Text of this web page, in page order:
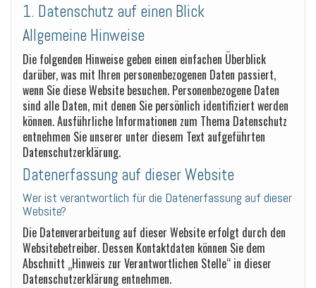
1. Datenschutz auf einen Blick
Allgemeine Hinweise
Die folgenden Hinweise geben einen einfachen Überblick
darüber, was mit Ihren personenbezogenen Daten passiert,
wenn Sie diese Website besuchen. Personenbezogene Daten
sind alle Daten, mit denen Sie persönlich identifiziert werden
können. Ausführliche Informationen zum Thema Datenschutz
entnehmen Sie unserer unter diesem Text aufgeführten
Datenschutzerklärung.
Datenerfassung auf dieser Website
Wer ist verantwortlich für die Datenerfassung auf dieser
Website?
Die Datenverarbeitung auf dieser Website erfolgt durch den
Websitebetreiber. Dessen Kontaktdaten können Sie dem
Abschnitt „Hinweis zur Verantwortlichen Stelle“ in dieser
Datenschutzerklärung entnehmen.